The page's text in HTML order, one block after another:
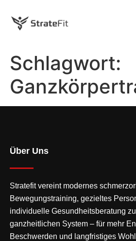
Schlagwort:
Über Uns
Stratefit vereint modernes
Bewegungstraining, gezieltes
individuelle Gesundheitsberatung
ganzheitlichen System – für mehr
Beschwerden und langfristiges